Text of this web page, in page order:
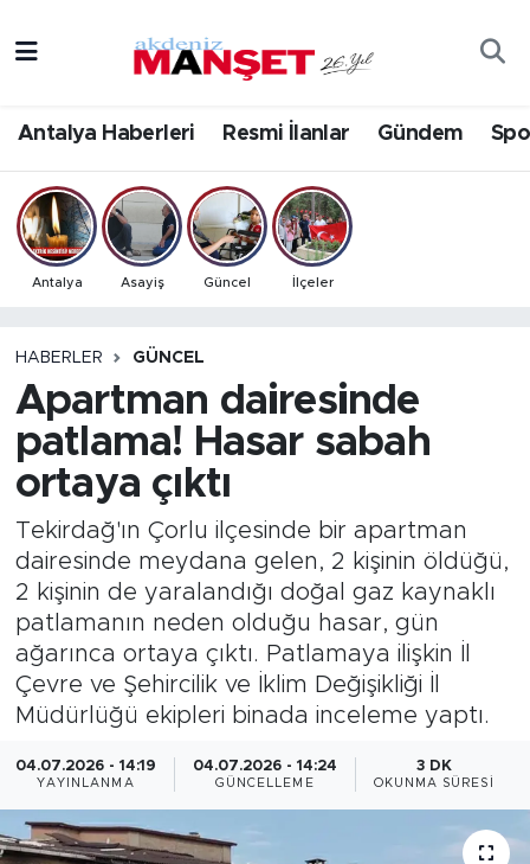
Antalya Haberleri Resmi İlanlar Gündem
Antalya Asayiş Güncel İlçeler
HABERLER GÜNCEL
Apartman dairesinde
patlama! Hasar sabah
ortaya çıktı
Tekirdağ'ın Çorlu ilçesinde bir apartman
dairesinde meydana gelen, 2 kişinin öldüğü,
2 kişinin de yaralandığı doğal gaz kaynaklı
patlamanın neden olduğu hasar, gün
ağarınca ortaya çıktı. Patlamaya ilişkin İl
Çevre ve Şehircilik ve İklim Değişikliği İl
Müdürlüğü ekipleri binada inceleme yaptı.
04.07.2026 - 14:19
YAYINLANMA
04.07.2026 - 14:24
GÜNCELLEME
3 DK
OKUNMA SÜRESI
Bilim & Teknoloji
Eğitim
Ekonomi
Gündem
İlçeler
Magazin
Özel Haber
Politika
Resmi İlanlar
Sağlık
Antalya Hava Durumu
Antalya Namaz Vakitleri
Antalya Trafik Yoğunluk Haritası
Tüm Manşetler
Son Dakika Haberleri